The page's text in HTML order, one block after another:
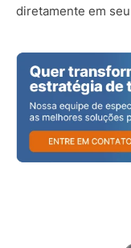
diretamente em